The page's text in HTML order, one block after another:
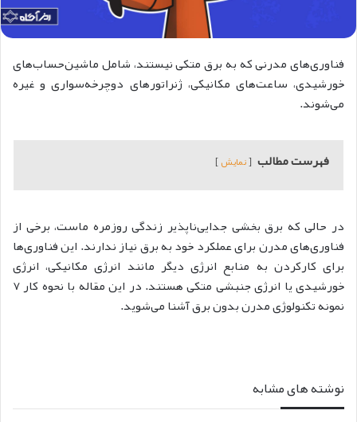
فناوری‌های مدرنی که به برق متکی نیستند، شامل ماشین‌حساب‌های
خورشیدی، ساعت‌های مکانیکی، ژنراتورهای دوچرخه‌سواری و غیره
می‌شوند.
فهرست مطالب نمایش
در حالی که برق بخشی جدایی‌ناپذیر زندگی روزمره ماست، برخی از
فناوری‌های مدرن برای عملکرد خود به برق نیاز ندارند. این فناوری‌ها
برای کارکردن به منابع انرژی دیگر مانند انرژی مکانیکی، انرژی
خورشیدی یا انرژی جنبشی متکی هستند. در این مقاله با نحوه کار ۷
نمونه تکنولوژی مدرن بدون برق آشنا می‌شوید.
نوشته های مشابه